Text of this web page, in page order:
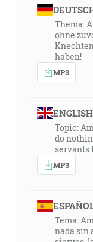
Thema:
ohne
haben!
MP3
ENGLISH
Topic:
do
servants
MP3
Tema:
nada sin